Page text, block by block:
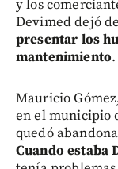
y los
Devimed dejó
presentar los
mantenimiento.
Mauricio
en el municipio
quedó
Cuando estaba